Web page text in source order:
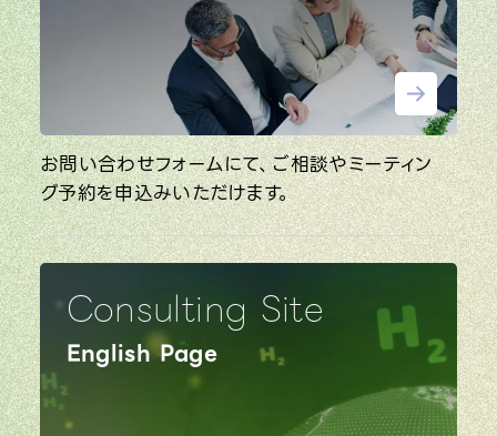
お問い合わせフォームにて、ご相談やミーティン
グ予約を申込みいただけます。
Consulting Site
English Page